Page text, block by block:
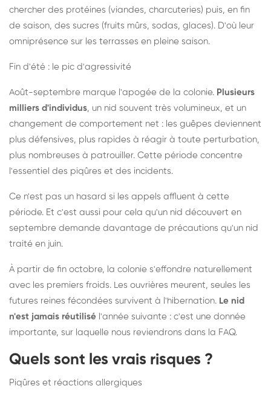
chercher des protéines (viandes, charcuteries) puis, en fin
de saison, des sucres (fruits mûrs, sodas, glaces). D'où leur
omniprésence sur les terrasses en pleine saison.
Fin d'été : le pic d'agressivité
Août-septembre marque l'apogée de la colonie. Plusieurs
milliers d'individus, un nid souvent très volumineux, et un
changement de comportement net : les guêpes deviennent
plus défensives, plus rapides à réagir à toute perturbation,
plus nombreuses à patrouiller. Cette période concentre
l'essentiel des piqûres et des incidents.
Ce n'est pas un hasard si les appels affluent à cette
période. Et c'est aussi pour cela qu'un nid découvert en
septembre demande davantage de précautions qu'un nid
traité en juin.
À partir de fin octobre, la colonie s'effondre naturellement
avec les premiers froids. Les ouvrières meurent, seules les
futures reines fécondées survivent à l'hibernation. Le nid
n'est jamais réutilisé l'année suivante : c'est une donnée
importante, sur laquelle nous reviendrons dans la FAQ.
Quels sont les vrais risques ?
Piqûres et réactions allergiques